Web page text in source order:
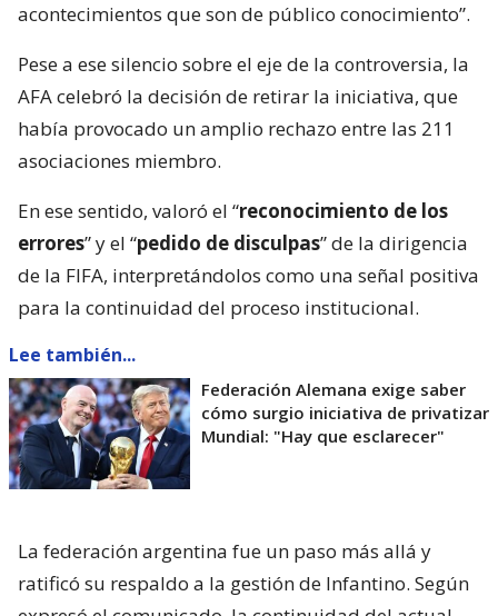
acontecimientos que son de público conocimiento”.
Pese a ese silencio sobre el eje de la controversia, la
AFA celebró la decisión de retirar la iniciativa, que
había provocado un amplio rechazo entre las 211
asociaciones miembro.
En ese sentido, valoró el “reconocimiento de los
errores” y el “pedido de disculpas” de la dirigencia
de la FIFA, interpretándolos como una señal positiva
para la continuidad del proceso institucional.
Lee también...
Federación Alemana exige saber
cómo surgio iniciativa de privatizar
Mundial: "Hay que esclarecer"
La federación argentina fue un paso más allá y
ratificó su respaldo a la gestión de Infantino. Según